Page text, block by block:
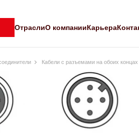
ОтраслиО компанииКарьера
Кабели с разъемами на обоих концах